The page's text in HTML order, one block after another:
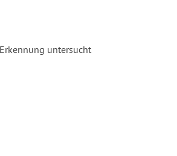
untersucht